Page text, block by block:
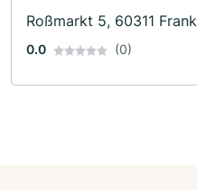
Roßmarkt 5, 60311
0.0 (0)